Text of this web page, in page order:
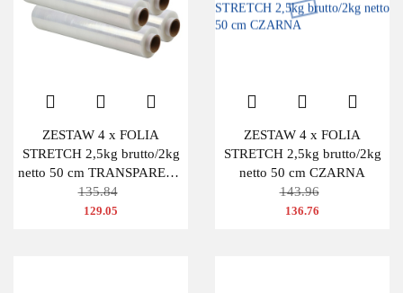
ZESTAW 4 x FOLIA
STRETCH 2,5kg brutto/2kg
netto 50 cm TRANSPARENT
BEZBARWNA
135.84
129.05
ZESTAW 4 x FOLIA
STRETCH 2,5kg brutto/2kg
netto 50 cm CZARNA
143.96
136.76